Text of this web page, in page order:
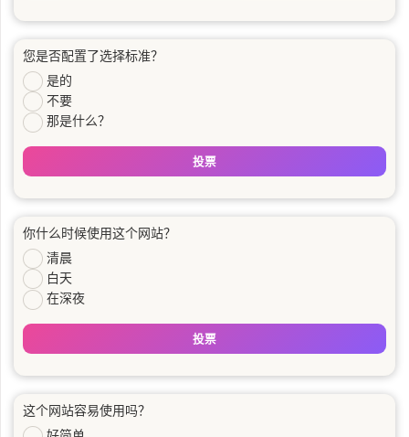
您是否配置了选择标准？
是的
不要
那是什么？
投票
你什么时候使用这个网站？
清晨
白天
在深夜
投票
这个网站容易使用吗？